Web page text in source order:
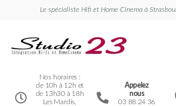
Le spécialiste Hifi et Home Cinema à
Nos horaires :
de 10h à 12h et
de 13h30 à 18h
Les Mardis,
Appelez
nous
03 88 24 36